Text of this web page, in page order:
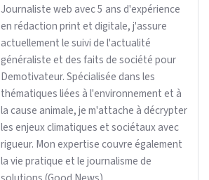
Journaliste web avec 5 ans d'expérience
en rédaction print et digitale, j'assure
actuellement le suivi de l'actualité
généraliste et des faits de société pour
Demotivateur. Spécialisée dans les
thématiques liées à l'environnement et à
la cause animale, je m'attache à décrypter
les enjeux climatiques et sociétaux avec
rigueur. Mon expertise couvre également
la vie pratique et le journalisme de